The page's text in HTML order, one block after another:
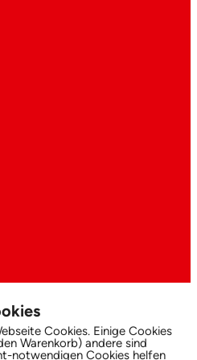
Cookies. Einige Cookies
Warenkorb) andere sind
notwendigen Cookies helfen